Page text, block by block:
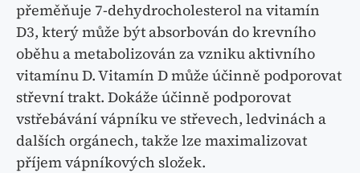
přeměňuje 7-dehydrocholesterol na vitamín
D3, který může být absorbován do krevního
oběhu a metabolizován za vzniku aktivního
vitamínu D. Vitamín D může účinně podporovat
střevní trakt. Dokáže účinně podporovat
vstřebávání vápníku ve střevech, ledvinách a
dalších orgánech, takže lze maximalizovat
příjem vápníkových složek.